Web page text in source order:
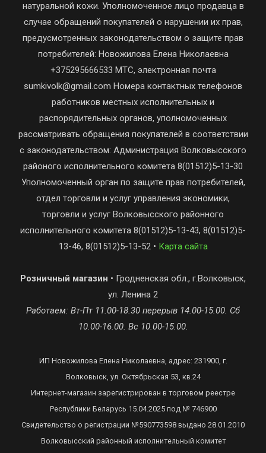
натуральной кожи. Уполномоченное лицо продавца в
случае обращений покупателей о нарушении их прав,
предусмотренных законодательством о защите прав
потребителей: Новожилова Елена Николаевна
+375295666533 МТС, электронная почта
sumkivolk@gmail.com Номера контактных телефонов
работников местных исполнительных и
распорядительных органов, уполномоченных
рассматривать обращения покупателей в соответствии
с законодательством: Администрация Волковысского
районого исполнительного комитета 8(01512)5-13-30
Уполномоченный орган по защите прав потребителей,
отдел торговли и услуг управления экономики,
торговли и услуг Волковысского районного
исполнительного комитета 8(01512)5-13-43, 8(01512)5-
13-46, 8(01512)5-13-52 • Карта сайта
Розничный магазин • Гродненская обл., г.Волковыск,
ул. Ленина 2
Работаем: Вт-Пт 11.00-18.30 перерыв 14.00-15.00. Сб
10.00-16.00. Вс 10.00-15.00.
ИП Новожилова Елена Николаевна, адрес: 231900, г.
Волковыск, ул. Октябрьская 53, кв.24
Интернет-магазин зарегистрирован в торговом реестре
Республики Беларусь 15.04.2025 под № 746900
Свидетельство о регистрации №590773598 выдано 28.01.2010
Волковысский районный исполнительный комитет